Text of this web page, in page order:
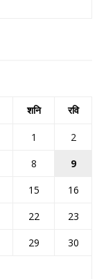
शनि रवि
1
2
8
9
15
16
22
23
29
30